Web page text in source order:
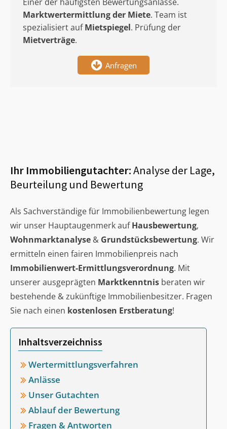
Marktwertermittlungder Miete. Team ist
spezialisiert aufMietspiegel. Prüfung der
Mietverträge.
Anfragen
Ihr Immobiliengutachter:Analyse der Lage,
Beurteilung und Bewertung
Als Sachverständige für Immobilienbewertung legen
wir unser Hauptaugenmerk aufHausbewertung,
Wohnmarktanalyse & Grundstücksbewertung. Wir
ermitteln einen fairen Immobilienpreis nach
Immobilienwert-Ermittlungsverordnung. Mit
unserer ausgeprägten Marktkenntnis beraten wir
bestehende & zukünftige Immobilienbesitzer. Fragen
Sie nach einen kostenlosen Erstberatung!
Inhaltsverzeichniss
Wertermittlungsverfahren
Anlässe
Unser Gutachten
Ablauf der Bewertung
Fragen & Antworten